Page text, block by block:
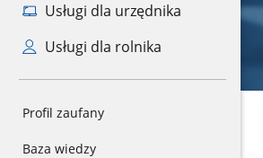
Usługi dla urzędnika
Usługi dla rolnika
Profil zaufany
Baza wiedzy